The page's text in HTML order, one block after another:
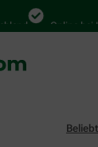
Online bei Ihrer